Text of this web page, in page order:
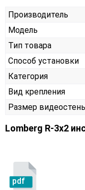
Производитель
Модель
Тип товара
Способ установки
Категория
Вид крепления
Размер
Lomberg R-3х2
pdf